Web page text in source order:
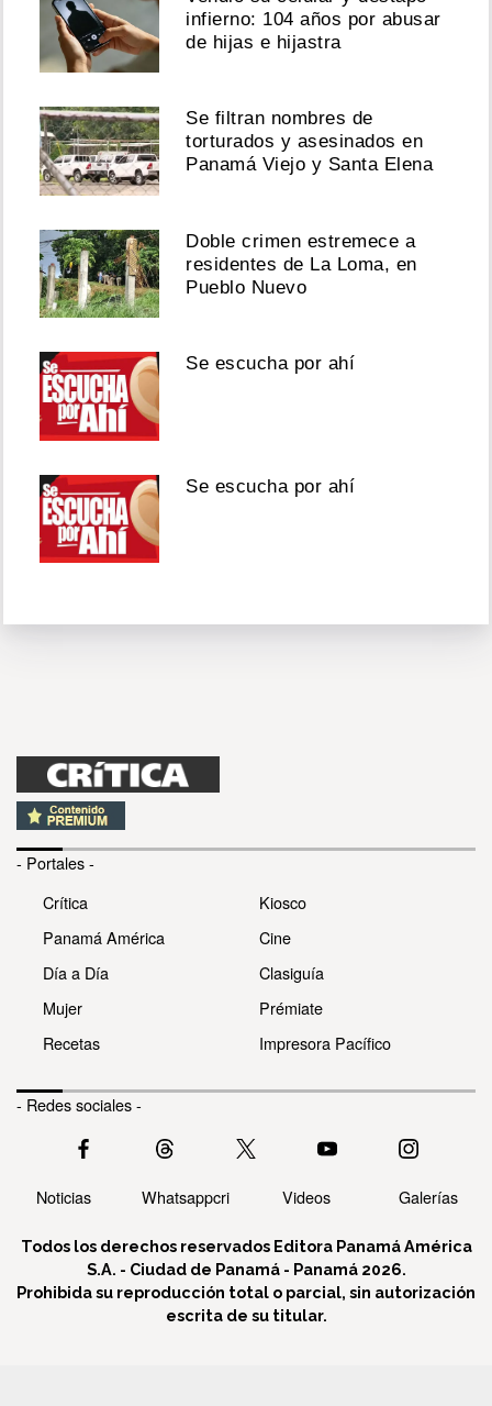
infierno: 104 años por abusar
de hijas e hijastra
Se filtran nombres de
torturados y asesinados en
Panamá Viejo y Santa Elena
Doble crimen estremece a
residentes de La Loma, en
Pueblo Nuevo
Se escucha por ahí
Se escucha por ahí
- Portales -
Crítica
Panamá América
Día a Día
Mujer
Recetas
Kiosco
Cine
Clasiguía
Prémiate
Impresora Pacífico
- Redes sociales -
Noticias Whatsappcri Videos Galerías
Todos los derechos reservados Editora Panamá América
S.A. - Ciudad de Panamá - Panamá 2026.
Prohibida su reproducción total o parcial, sin autorización
escrita de su titular.